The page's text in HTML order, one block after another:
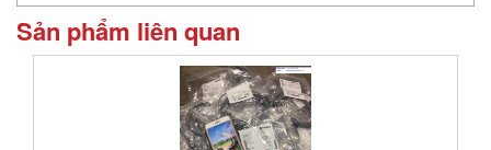
Sản phẩm liên quan